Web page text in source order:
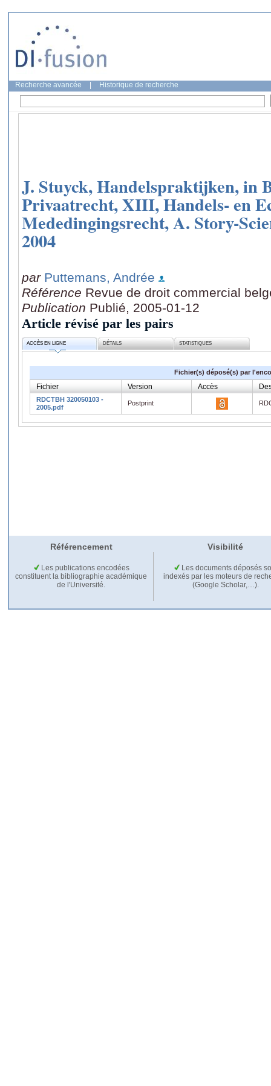
Recherche avancée Historique de recherche
J. Stuyck, Handelspraktijken, in
Privaatrecht, XIII, Handels- en
Mededingingsrecht, A. Story-
2004
par Puttemans, Andrée
Référence Revue de droit commercial
Publication Publié, 2005-01-12
Article révisé par les pairs
ACCÈS EN LIGNE DÉTAILS STATISTIQUES
Fichier(s) déposé(s) par
Fichier Version Accès
RDCTBH 320050103 -
2005.pdf
Postprint
Référencement Visibilité
Les publications encodées
constituent la bibliographie académique
de l'Université.
Les documents déposés
indexés par les moteurs de
(Google Scholar,…).